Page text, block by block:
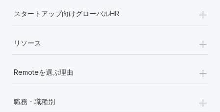
スタートアップ向けグローバルHR +
リソース +
Remoteを選ぶ理由 +
職務・職種別 +